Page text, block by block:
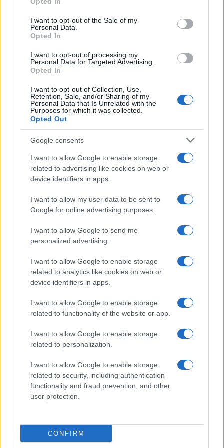
use your data for below specified purposes in below Google
consent section.
I want to opt-out of the Sale of my
Personal Data.
Opted In
I want to opt-out of processing my
Personal Data for Targeted Advertising.
Opted In
I want to opt-out of Collection, Use,
Retention, Sale, and/or Sharing of my
Personal Data that Is Unrelated with the
Purposes for which it was collected.
Opted Out
Google consents
I want to allow Google to enable storage
related to advertising like cookies on web or
device identifiers in apps.
I want to allow my user data to be sent to
Google for online advertising purposes.
I want to allow Google to send me
personalized advertising.
I want to allow Google to enable storage
related to analytics like cookies on web or
device identifiers in apps.
I want to allow Google to enable storage
related to functionality of the website or app.
I want to allow Google to enable storage
related to personalization.
I want to allow Google to enable storage
related to security, including authentication
functionality and fraud prevention, and other
user protection.
CONFIRM
την ανάγνωση, την εκπαιδευτική διαδικασία και την
επαφή των πολιτών με το βιβλίο και τη γνώση.
Η σχετική απόφαση καθορίζει τις αποσπάσεις
εκπαιδευτικών στην Εθνική Βιβλιοθήκη της Ελλάδος και
στις Δημόσιες Βιβλιοθήκες για την τριετία 2026-2029.
Οι ενδιαφερόμενοι μπορούν να ανατρέξουν στην
απόφαση για τα αναλυτικά στοιχεία που αφορούν τις
περιλαμβάνονται σε αυτή.